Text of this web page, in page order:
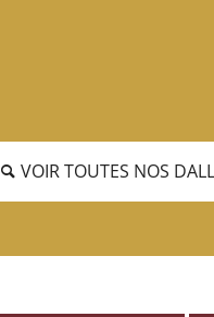
VOIR TOUTES NOS